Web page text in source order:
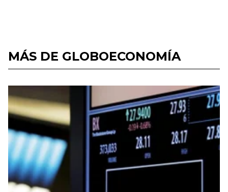
MÁS DE GLOBOECONOMÍA